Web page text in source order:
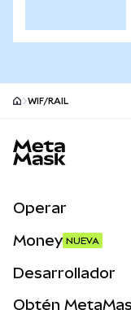
WIF/RAIL
Operar
Money NUEVA
Desarrollador
Obtén